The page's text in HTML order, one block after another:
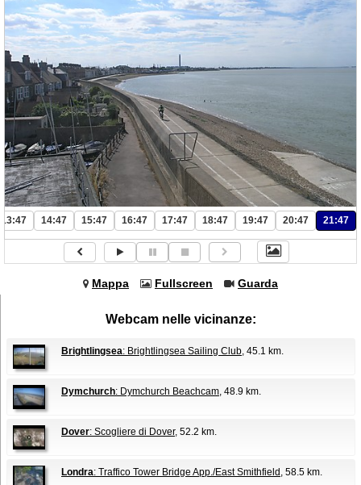
13:47 14:47 15:47 16:47 17:47 18:47 19:47 20:47 21:47
Mappa Fullscreen Guarda
Webcam nelle vicinanze:
Brightlingsea: Brightlingsea Sailing Club, 45.1 km.
Dymchurch: Dymchurch Beachcam, 48.9 km.
Dover: Scogliere di Dover, 52.2 km.
Londra: Traffico Tower Bridge App./East Smithfield , 58.5 km.